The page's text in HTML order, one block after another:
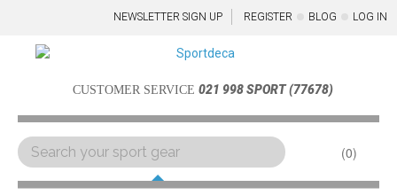
NEWSLETTER SIGN UP REGISTER BLOG LOG IN
CUSTOMER SERVICE 021 998 SPORT (77678)
0